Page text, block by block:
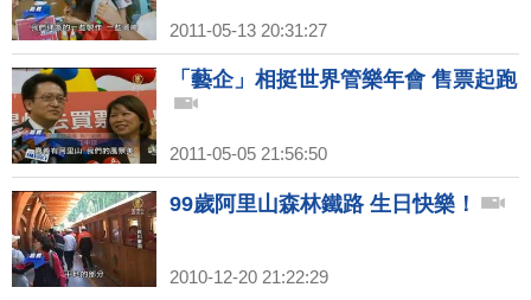
2011-05-13 20:31:27
「藝企」相挺世界管樂年會 售票起跑
2011-05-05 21:56:50
99歲阿里山森林鐵路 生日快樂！
2010-12-20 21:22:29